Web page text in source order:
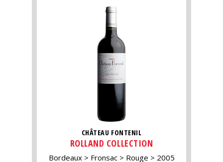
CHÂTEAU FONTENIL
ROLLAND COLLECTION
Bordeaux Fronsac Rouge 2005